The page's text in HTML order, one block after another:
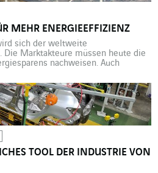
MEHR ENERGIEEFFIZIENZ
sich der weltweite
Die Marktakteure müssen heute die
nachweisen. Auch
und Verbrauch im
hat seinen Grund: „Unabhängig vom
wird sich der weltweite
TOOL DER INDUSTRIE VON